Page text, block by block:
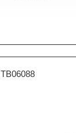
TB06088